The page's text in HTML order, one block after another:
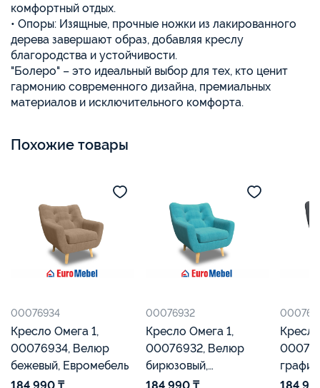
комфортный отдых.
• Опоры: Изящные, прочные ножки из лакированного
дерева завершают образ, добавляя креслу
благородства и устойчивости.
"Болеро" – это идеальный выбор для тех, кто ценит
гармонию современного дизайна, премиальных
материалов и исключительного комфорта.
Похожие товары
00076934
Кресло Омега 1,
00076934, Велюр
бежевый, Евромебель
184 990 ₸
00076932
Кресло Омега 1,
00076932, Велюр
бирюзовый,
Евромебель
184 990 ₸ 184